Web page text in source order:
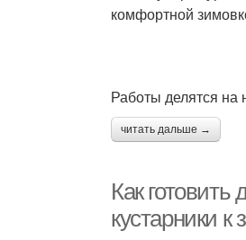
комфортной
Работы делятся на
читать дальше →
Как готовить
кустарники к